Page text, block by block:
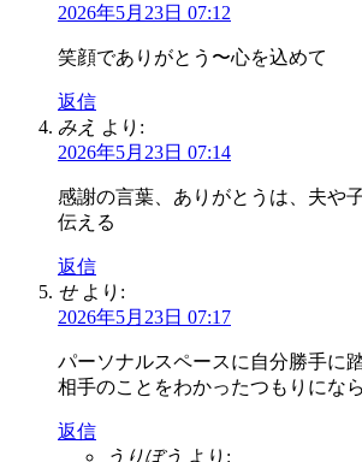
2026年5月23日 07:12
笑顔でありがとう〜心を込めて
返信
みえ より:
2026年5月23日 07:14
感謝の言葉、ありがとうは、夫や
伝える
返信
せ より:
2026年5月23日 07:17
パーソナルスペースに自分勝手に
相手のことをわかったつもりにな
返信
うりぼう より: